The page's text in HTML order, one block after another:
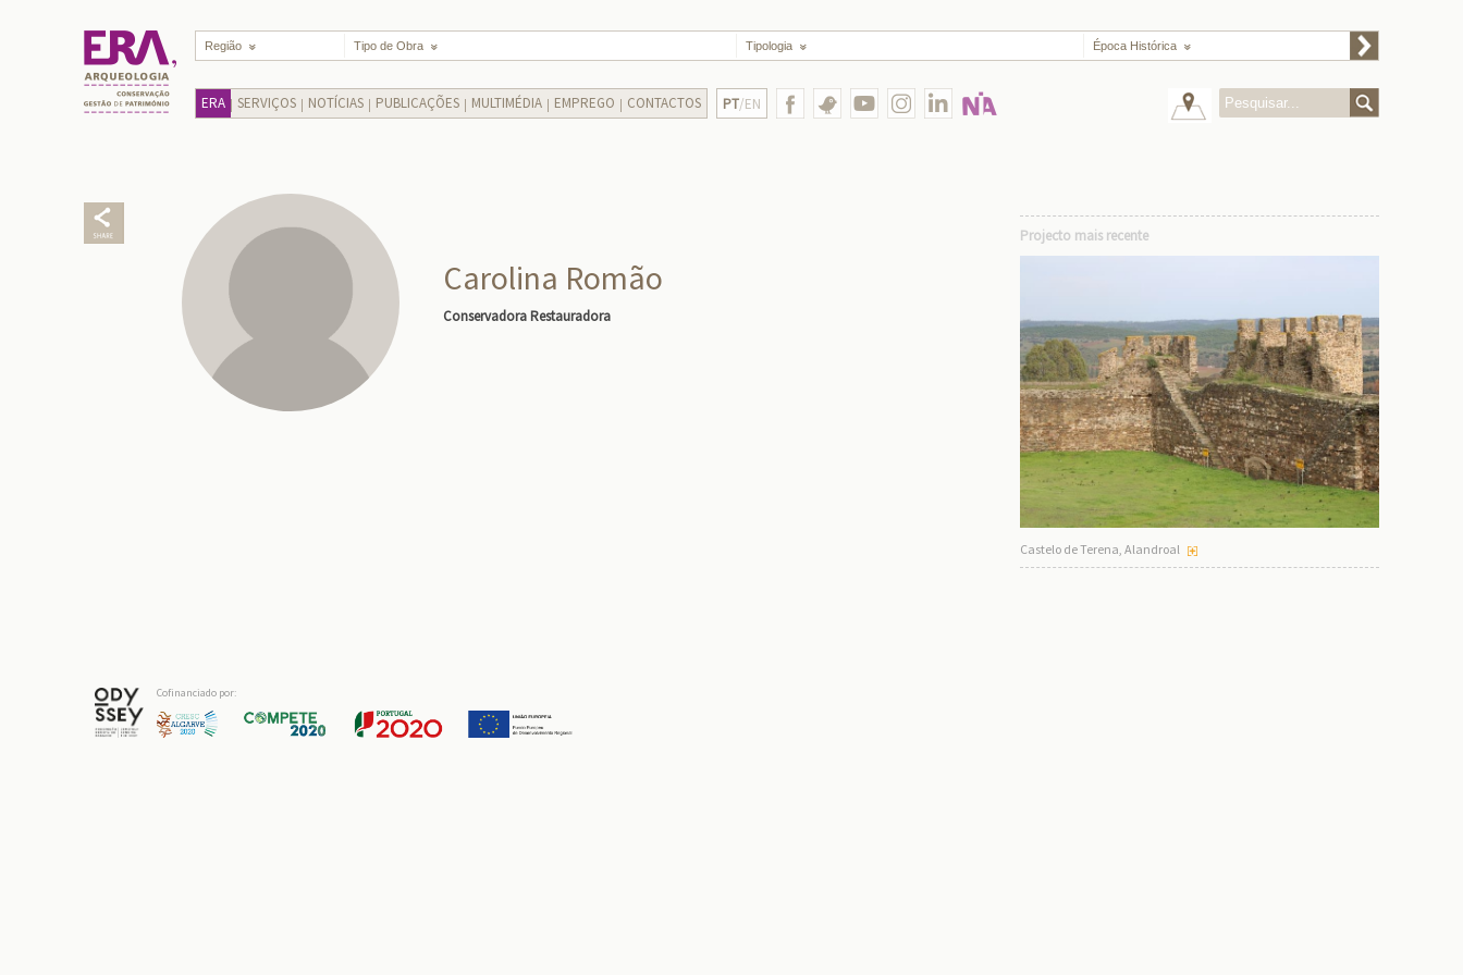
Região Tipo de Obra Tipologia Época Histórica
ERA SERVIÇOS NOTÍCIAS PUBLICAÇÕES MULTIMÉDIA EMPREGO CONTACTOS PT/EN
Carolina Romão
Conservadora Restauradora
Projecto mais recente
Castelo de Terena, Alandroal
Cofinanciado por: